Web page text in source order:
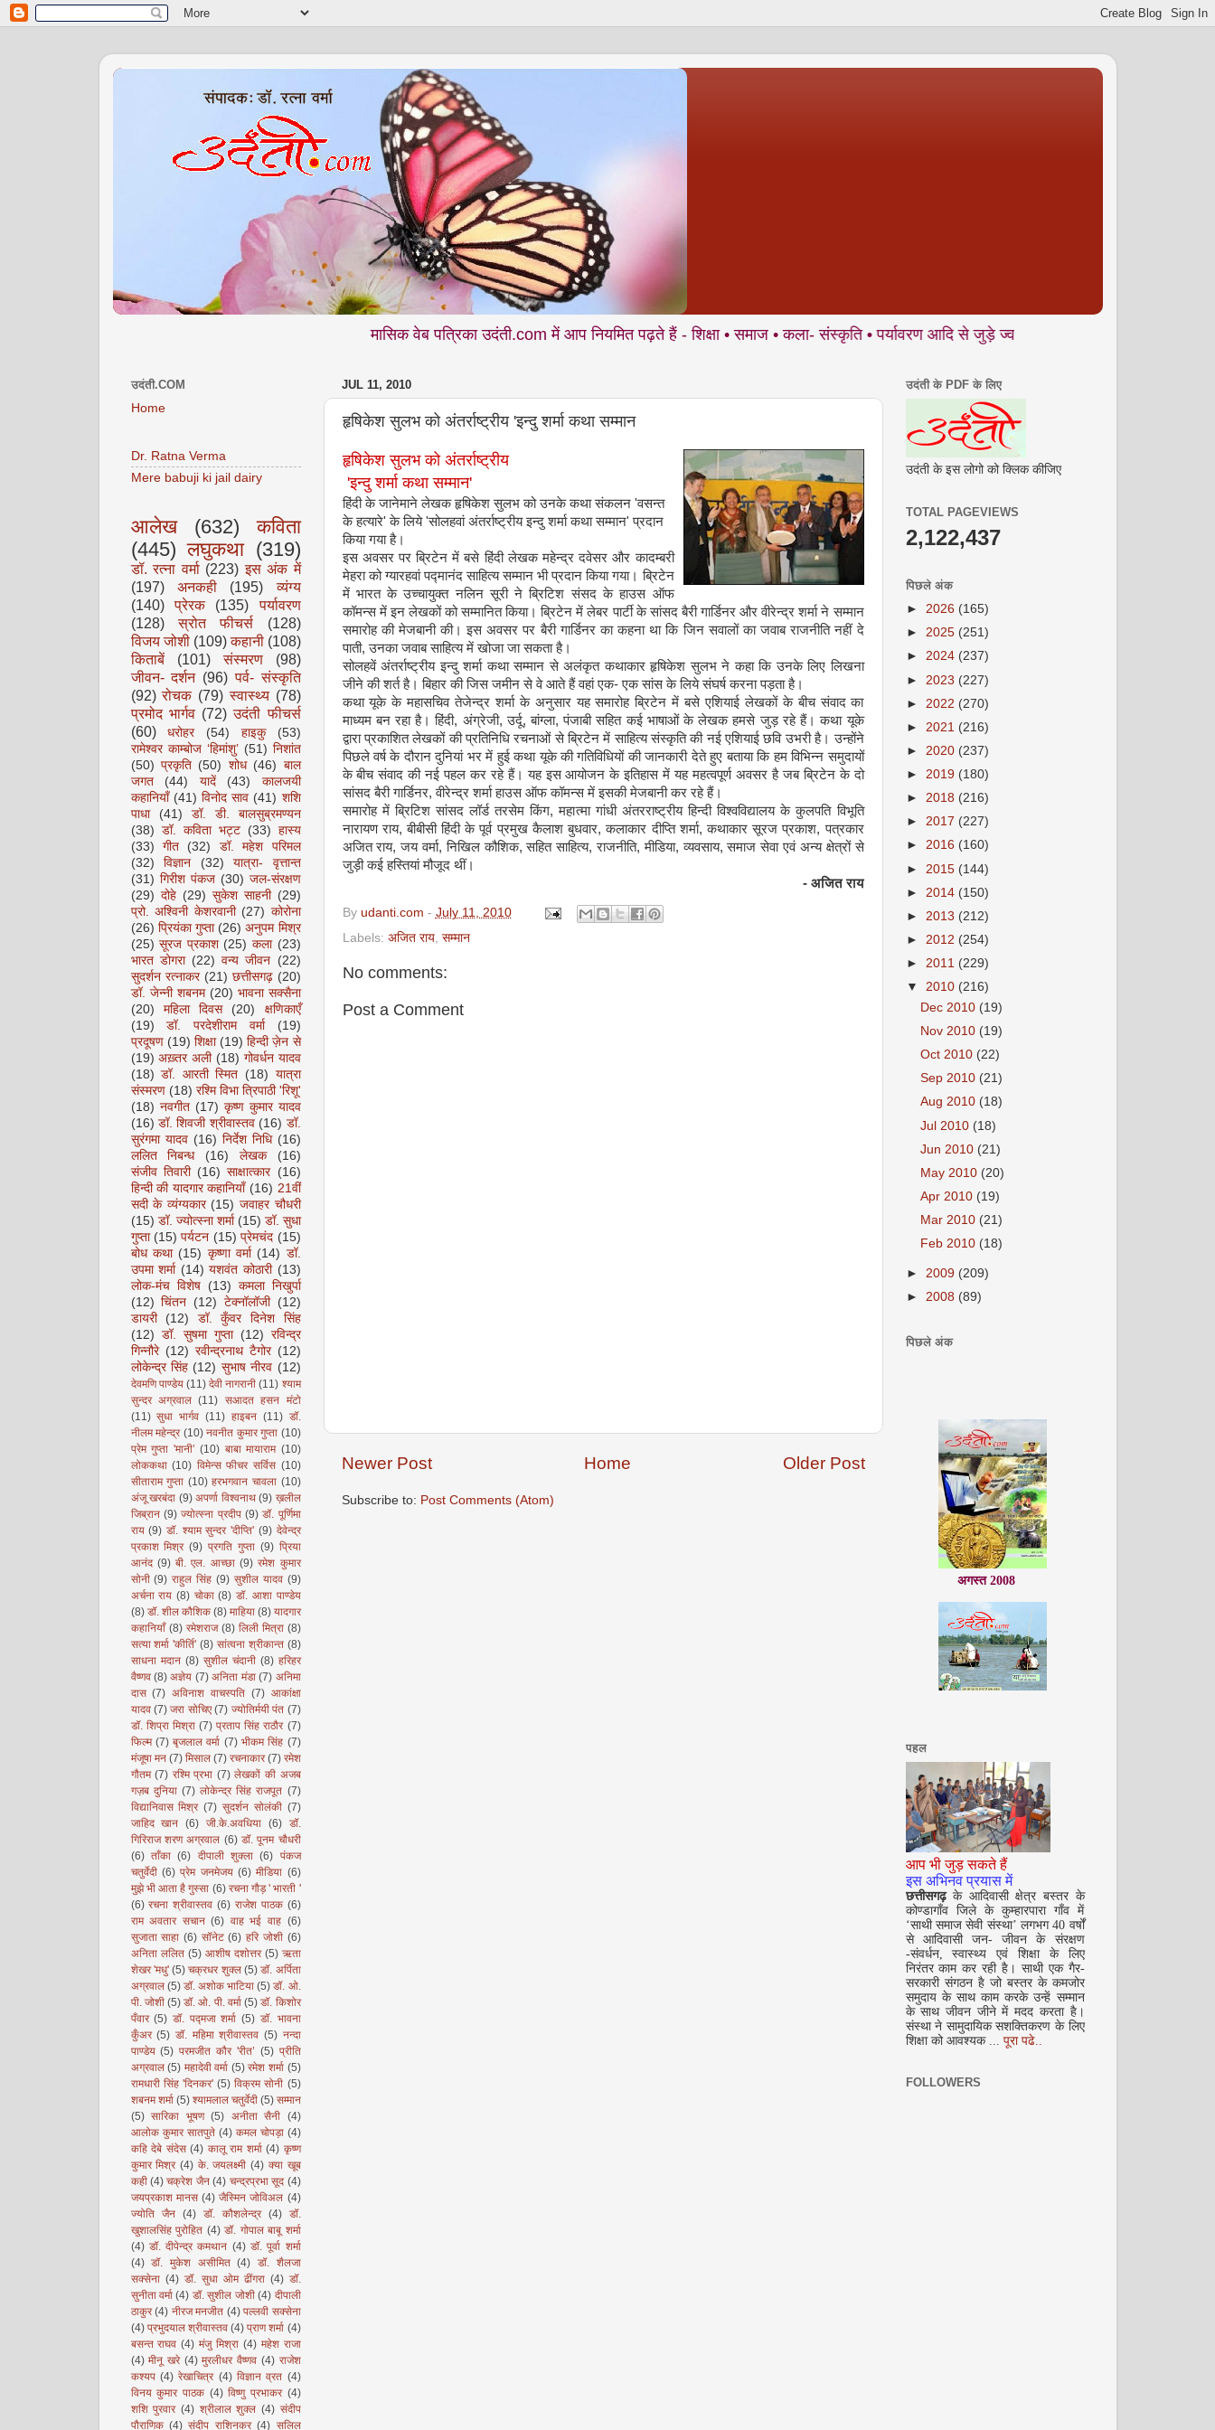
मासिक वेब पत्रिका उदंती.com में आप नियमित पढ़ते हैं - शिक्षा • समाज • कला- संस्कृति • पर्यावरण आदि से जुड़े ज्वलंत मुद्दों पर आलेख, और साथ में अनकही •
JUL 11, 2010
हृषिकेश सुलभ को अंतर्राष्ट्रीय 'इन्दु शर्मा कथा सम्मान
हृषिकेश सुलभ को अंतर्राष्ट्रीय
'इन्दु शर्मा कथा सम्मान'
हिंदी के जानेमाने लेखक हृषिकेश सुलभ को उनके कथा संकलन 'वसन्त
के हत्यारे' के लिये 'सोलहवां अंतर्राष्ट्रीय इन्दु शर्मा कथा सम्मान' प्रदान
किया गया है।
इस अवसर पर ब्रिटेन में बसे हिंदी लेखक महेन्द्र दवेसर और कादम्बरी
मेहरा को ग्यारहवां पद्मानंद साहित्य सम्मान भी प्रदान किया गया। ब्रिटेन
में भारत के उच्चायुक्त नलिन सूरी ने ब्रिटिश संसद के हाउस ऑफ
कॉमन्स में इन लेखकों को सम्मानित किया। ब्रिटेन में लेबर पार्टी के सांसद बैरी गार्डिनर और वीरेन्द्र शर्मा ने सम्मान
समारोह की मेजबानी की। इस अवसर पर बैरी गार्डिनर का कहना था कि जिन सवालों का जवाब राजनीति नहीं दे
पाती, उनका जवाब साहित्य में खोजा जा सकता है।
सोलहवें अंतर्राष्ट्रीय इन्दु शर्मा कथा सम्मान से अलंकृत कथाकार हृषिकेश सुलभ ने कहा कि उनके लिए लिखना
जीने की शर्त है। बिहार की जिस जमीन से वे आते हैं वहां एक- एक सांस के लिये संघर्ष करना पड़ता है।
कथा यूके के महासचिव तेजेन्द्र शर्मा के अनुसार यह समारोह ब्रिटेन में बसे एशियाई लेखकों के बीच संवाद का
माध्यम बन रहा है। हिंदी, अंग्रेजी, उर्दू, बांग्ला, पंजाबी सहित कई भाषाओं के लेखक हमसे जुड़ रहे हैं। कथा यूके
द्वारा प्रकाशित लेखकों की प्रतिनिधि रचनाओं से ब्रिटेन में साहित्य संस्कृति की नई एशियाई छवि उभरी है। उन्होंने
पिछले वर्ष के दौरान दुनियां भर में हुई कथा यूके की गतिविधियों की जानकारी देते हुए बताया कि हम विभिन्न समुदायों
के बीच संवाद की नई पहल कर रहे हैं। यह इस आयोजन के इतिहास में यह महत्वपूर्ण अवसर है जब ब्रिटेन के दो
सांसद बैरी गार्डिनर, वीरेन्द्र शर्मा हाउस ऑफ कॉमन्स में इसकी मेजबानी कर रहे हैं।
समारोह में ब्रिटिश सांसद लॉर्ड तरसेम किंग, महात्मा गांधी अंतरराष्ट्रीय हिन्दी विश्वविद्यालय के कुलपति विभूति
नारायण राय, बीबीसी हिंदी के पूर्व प्रमुख कैलाश बुधवार, कलाकार दीप्ति शर्मा, कथाकार सूरज प्रकाश, पत्रकार
अजित राय, जय वर्मा, निखिल कौशिक, सहित साहित्य, राजनीति, मीडिया, व्यवसाय, समाज सेवा एवं अन्य क्षेत्रों से
जुड़ी कई हस्तियां मौजूद थीं।
- अजित राय
By udanti.com - July 11, 2010
Labels: अजित राय, सम्मान
No comments:
Post a Comment
Newer Post Older Post
Home
Subscribe to: Post Comments (Atom)
उदंती.COM
Home
Dr. Ratna Verma
Mere babuji ki jail dairy
आलेख (632)
कविता
(445) लघुकथा (319)
डॉ. रत्ना वर्मा (223) इस अंक में
(197)
अनकही (195)
व्यंग्य
(140)
प्रेरक (135)
पर्यावरण
(128)
स्रोत फीचर्स
(128)
विजय जोशी (109) कहानी (108)
किताबें
(101) संस्मरण
(98)
जीवन- दर्शन (96) पर्व- संस्कृति
(92) रोचक (79) स्वास्थ्य (78)
प्रमोद भार्गव (72) उदंती फीचर्स
(60)
धरोहर (54) हाइकु
(53)
रामेश्वर काम्बोज ‘हिमांशु’ (51) निशांत
(50) प्रकृति (50) शोध (46) बाल
जगत
(44) यादें (43)
कालजयी
कहानियाँ (41) विनोद साव (41) शशि
पाधा
(41)
डॉ. डी. बालसुब्रमण्यन
(38) डॉ. कविता भट्ट (33) हास्य
(33)
गीत (32)
डॉ. महेश परिमल
(32)
विज्ञान (32)
यात्रा- वृत्तान्त
(31) गिरीश पंकज (30) जल-संरक्षण
(29) दोहे (29) सुकेश साहनी (29)
प्रो. अश्विनी केशरवानी (27) कोरोना
(26) प्रियंका गुप्ता (26) अनुपम मिश्र
(25) सूरज प्रकाश (25) कला (23)
भारत डोगरा (22) वन्य जीवन (22)
सुदर्शन रत्नाकर (21) छत्तीसगढ़ (20)
डॉ. जेन्नी शबनम (20) भावना सक्सैना
(20)
महिला दिवस (20)
क्षणिकाएँ
(19)
डॉ. परदेशीराम वर्मा
(19)
प्रदूषण (19) शिक्षा (19) हिन्दी ज़ेन से
(19) अख़्तर अली (18) गोवर्धन यादव
(18) डॉ. आरती स्मित (18) यात्रा
संस्मरण (18) रश्मि विभा त्रिपाठी 'रिशू'
(18) नवगीत (17) कृष्ण कुमार यादव
(16) डॉ. शिवजी श्रीवास्तव (16) डॉ.
सुरंगमा यादव (16) निर्देश निधि (16)
ललित निबन्ध
(16) लेखक
(16)
संजीव तिवारी (16) साक्षात्कार (16)
हिन्दी की यादगार कहानियाँ (16) 21वीं
सदी के व्यंग्यकार (15) जवाहर चौधरी
(15) डॉ. ज्योत्स्ना शर्मा (15) डॉ. सुधा
गुप्ता (15) पर्यटन (15) प्रेमचंद (15)
बोध कथा (15) कृष्णा वर्मा (14) डॉ.
उपमा शर्मा (14) यशवंत कोठारी (13)
लोक-मंच विशेष
(13) कमला निखुर्पा
(12) चिंतन (12) टेक्नॉलॉजी
(12)
डायरी
(12)
डॉ. कुँवर दिनेश सिंह
(12) डॉ. सुषमा गुप्ता (12) रविन्द्र
गिन्नौरे (12) रवीन्द्रनाथ टैगोर (12)
लोकेन्द्र सिंह (12) सुभाष नीरव (12)
देवमणि पाण्डेय (11) देवी नागरानी (11) श्याम
सुन्दर अग्रवाल (11) सआदत हसन मंटो
(11) सुधा भार्गव (11) हाइबन (11) डॉ.
नीलम महेन्द्र (10) नवनीत कुमार गुप्ता (10)
प्रेम गुप्ता 'मानी’ (10) बाबा मायाराम (10)
लोककथा (10) विमेन्स फीचर सर्विस (10)
सीताराम गुप्ता (10) हरभगवान चावला (10)
अंजू खरबंदा (9) अपर्णा विश्वनाथ (9) ख़लील
जिब्रान (9) ज्योत्स्ना प्रदीप (9) डॉ. पूर्णिमा
राय (9) डॉ. श्याम सुन्दर 'दीप्ति' (9) देवेन्द्र
प्रकाश मिश्र (9) प्रगति गुप्ता (9) प्रिया
आनंद (9) बी. एल. आच्छा (9) रमेश कुमार
सोनी (9) राहुल सिंह (9) सुशील यादव (9)
अर्चना राय (8) चोका (8) डॉ. आशा पाण्डेय
(8) डॉ. शील कौशिक (8) माहिया (8) यादगार
कहानियाँ (8) रमेशराज (8) लिली मित्रा (8)
सत्या शर्मा 'कीर्ति' (8) सांत्वना श्रीकान्त (8)
साधना मदान (8) सुशील चंदानी (8) हरिहर
वैष्णव (8) अज्ञेय (7) अनिता मंडा (7) अनिमा
दास (7) अविनाश वाचस्पति (7) आकांक्षा
यादव (7) जरा सोचिए (7) ज्योतिर्मयी पंत (7)
डॉ. शिप्रा मिश्रा (7) प्रताप सिंह राठौर (7)
फिल्म (7) बृजलाल वर्मा (7) भीकम सिंह (7)
मंजूषा मन (7) मिसाल (7) रचनाकार (7) रमेश
गौतम (7) रश्मि प्रभा (7) लेखकों की अजब
गज़ब दुनिया (7) लोकेन्द्र सिंह राजपूत (7)
विद्यानिवास मिश्र (7) सुदर्शन सोलंकी (7)
जाहिद खान (6) जी.के.अवधिया (6) डॉ.
गिरिराज शरण अग्रवाल (6) डॉ. पूनम चौधरी
(6) ताँका (6) दीपाली शुक्ला (6) पंकज
चतुर्वेदी (6) प्रेम जनमेजय (6) मीडिया (6)
मुझे भी आता है गुस्सा (6) रचना गौड़ ' भारती '
(6) रचना श्रीवास्तव (6) राजेश पाठक (6)
राम अवतार सचान (6) वाह भई वाह (6)
सुजाता साहा (6) सॉनेट (6) हरि जोशी (6)
अनिता ललित (5) आशीष दशोत्तर (5) ऋता
शेखर 'मधु' (5) चक्रधर शुक्ल (5) डॉ. अर्पिता
अग्रवाल (5) डॉ. अशोक भाटिया (5) डॉ. ओ.
पी. जोशी (5) डॉ. ओ. पी. वर्मा (5) डॉ. किशोर
पँवार (5) डॉ. पद्मजा शर्मा (5) डॉ. भावना
कुँअर (5) डॉ. महिमा श्रीवास्तव (5) नन्दा
पाण्डेय (5) परमजीत कौर 'रीत’ (5) प्रीति
अग्रवाल (5) महादेवी वर्मा (5) रमेश शर्मा (5)
रामधारी सिंह 'दिनकर' (5) विक्रम सोनी (5)
शबनम शर्मा (5) श्यामलाल चतुर्वेदी (5) सम्मान
(5) सारिका भूषण (5) अनीता सैनी (4)
आलोक कुमार सातपुते (4) कमल चोपड़ा (4)
कहि देबे संदेस (4) कालू राम शर्मा (4) कृष्ण
कुमार मिश्र (4) के. जयलक्ष्मी (4) क्या खूब
कही (4) चक्रेश जैन (4) चन्द्रप्रभा सूद (4)
जयप्रकाश मानस (4) जैस्मिन जोविअल (4)
ज्योति जैन
(4) डॉ. कौशलेन्द्र (4)
डॉ.
खुशालसिंह पुरोहित (4) डॉ. गोपाल बाबू शर्मा
(4) डॉ. दीपेन्द्र कमथान (4) डॉ. पूर्वा शर्मा
(4) डॉ. मुकेश असीमित (4) डॉ. शैलजा
सक्सेना (4) डॉ. सुधा ओम ढींगरा (4) डॉ.
सुनीता वर्मा (4) डॉ. सुशील जोशी (4) दीपाली
ठाकुर (4) नीरज मनजीत (4) पल्लवी सक्सेना
(4) प्रभुदयाल श्रीवास्तव (4) प्राण शर्मा (4)
बसन्त राघव (4) मंजु मिश्रा (4) महेश राजा
(4) मीनू खरे (4) मुरलीधर वैष्णव (4) राजेश
कश्यप (4) रेखाचित्र (4) विज्ञान व्रत (4)
विनय कुमार पाठक (4) विष्णु प्रभाकर (4)
शशि पुरवार (4) श्रीलाल शुक्ल (4) संदीप
पौराणिक (4) संदीप राशिनकर (4) सलिल
उदंती के PDF के लिए
उदंती के इस लोगो को क्लिक कीजिए
TOTAL PAGEVIEWS
2,122,437
पिछले अंक
► 2026 (165)
► 2025 (251)
► 2024 (237)
► 2023 (227)
► 2022 (270)
► 2021 (216)
► 2020 (237)
► 2019 (180)
► 2018 (216)
► 2017 (227)
► 2016 (160)
► 2015 (144)
► 2014 (150)
► 2013 (212)
► 2012 (254)
► 2011 (229)
▼ 2010 (216)
Dec 2010 (19)
Nov 2010 (19)
Oct 2010 (22)
Sep 2010 (21)
Aug 2010 (18)
Jul 2010 (18)
Jun 2010 (21)
May 2010 (20)
Apr 2010 (19)
Mar 2010 (21)
Feb 2010 (18)
► 2009 (209)
► 2008 (89)
पिछले अंक
अगस्त 2008
अक्टूबर 2008
नवंबर 2008
पहल
आप भी जुड़ सकते हैं
इस अभिनव प्रयास में
छत्तीसगढ़के आदिवासी क्षेत्र बस्तर के
कोण्डागाँव जिले के कुम्हारपारा गाँव में
‘साथी समाज सेवी संस्था’ लगभग 40 वर्षों
से आदिवासी जन- जीवन के संरक्षण
-संवर्धन, स्वास्थ्य एवं शिक्षा के लिए
निरंतर काम कर रही है। साथी एक गैर-
सरकारी संगठन है जो बस्तर के कमजोर
समुदाय के साथ काम करके उन्हें सम्मान
के साथ जीवन जीने में मदद करता है।
संस्था ने सामुदायिक सशक्तिकरण के लिए
शिक्षा को आवश्यक ... पूरा पढे..
FOLLOWERS